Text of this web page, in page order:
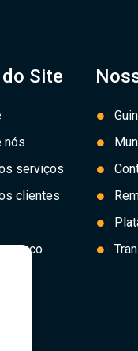
Site
nós
serviços
clientes